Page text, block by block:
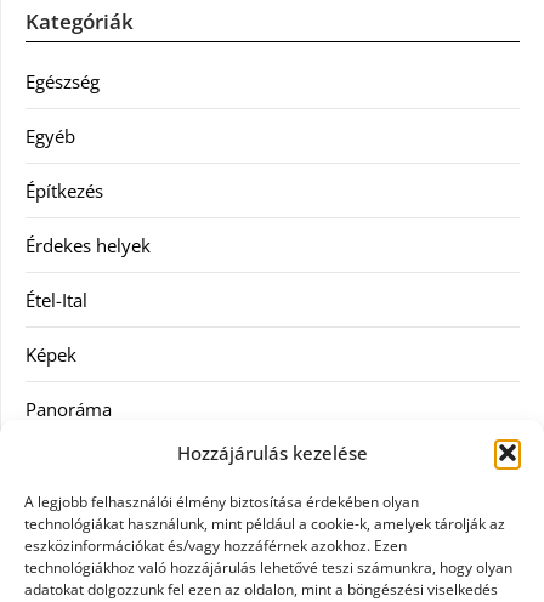
Hozzájárulás kezelése
A legjobb felhasználói élmény biztosítása érdekében olyan
technológiákat használunk, mint például a cookie-k, amelyek tárolják az
eszközinformációkat és/vagy hozzáférnek azokhoz. Ezen
technológiákhoz való hozzájárulás lehetővé teszi számunkra, hogy olyan
adatokat dolgozzunk fel ezen az oldalon, mint a böngészési viselkedés
Kategóriák
Egészség
Egyéb
Építkezés
Érdekes helyek
Étel-Ital
Képek
Panoráma
Szolgáltatás
Vásárlás